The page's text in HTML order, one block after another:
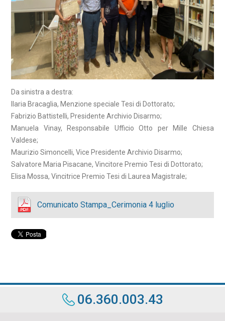
Da sinistra a destra:
Ilaria Bracaglia, Menzione speciale Tesi di Dottorato;
Fabrizio Battistelli, Presidente Archivio Disarmo;
Manuela Vinay, Responsabile Ufficio Otto per Mille Chiesa
Valdese;
Maurizio Simoncelli, Vice Presidente Archivio Disarmo;
Salvatore Maria Pisacane, Vincitore Premio Tesi di Dottorato;
Elisa Mossa, Vincitrice Premio Tesi di Laurea Magistrale;
Comunicato Stampa_Cerimonia 4 luglio
06.360.003.43